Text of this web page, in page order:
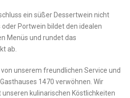
ein⁣ süßer Dessertwein nicht
Portwein bildet ⁤den idealen
Menüs und rundet das
ab.
unserem freundlichen Service und
⁤1470 verwöhnen. Wir
kulinarischen Köstlichkeiten